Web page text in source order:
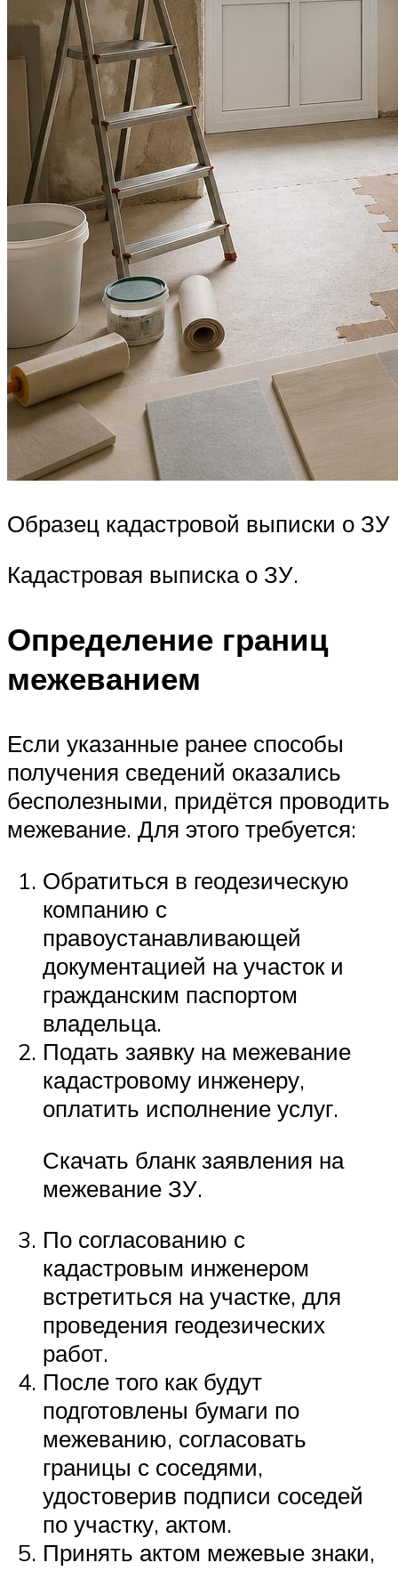
Образец кадастровой выписки о ЗУ
Кадастровая выписка о ЗУ.
Определение границ
межеванием
Если указанные ранее способы
получения сведений оказались
бесполезными, придётся проводить
межевание. Для этого требуется:
Обратиться в геодезическую
компанию с
правоустанавливающей
документацией на участок и
гражданским паспортом
владельца.
Подать заявку на межевание
кадастровому инженеру,
оплатить исполнение услуг.
Скачать бланк заявления на
межевание ЗУ.
По согласованию с
кадастровым инженером
встретиться на участке, для
проведения геодезических
работ.
После того как будут
подготовлены бумаги по
межеванию, согласовать
границы с соседями,
удостоверив подписи соседей
по участку, актом.
Принять актом межевые знаки,